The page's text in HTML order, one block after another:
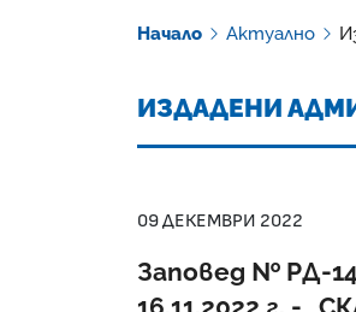
Начало Актуално
ИЗДАДЕНИ
09 ДЕКЕМВРИ 2022
Заповед № РД-